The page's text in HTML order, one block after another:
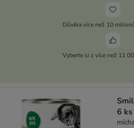
Důvěra více než 10
Vyberte si z více než 11
6